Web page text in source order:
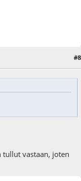
#8
tullut vastaan, joten